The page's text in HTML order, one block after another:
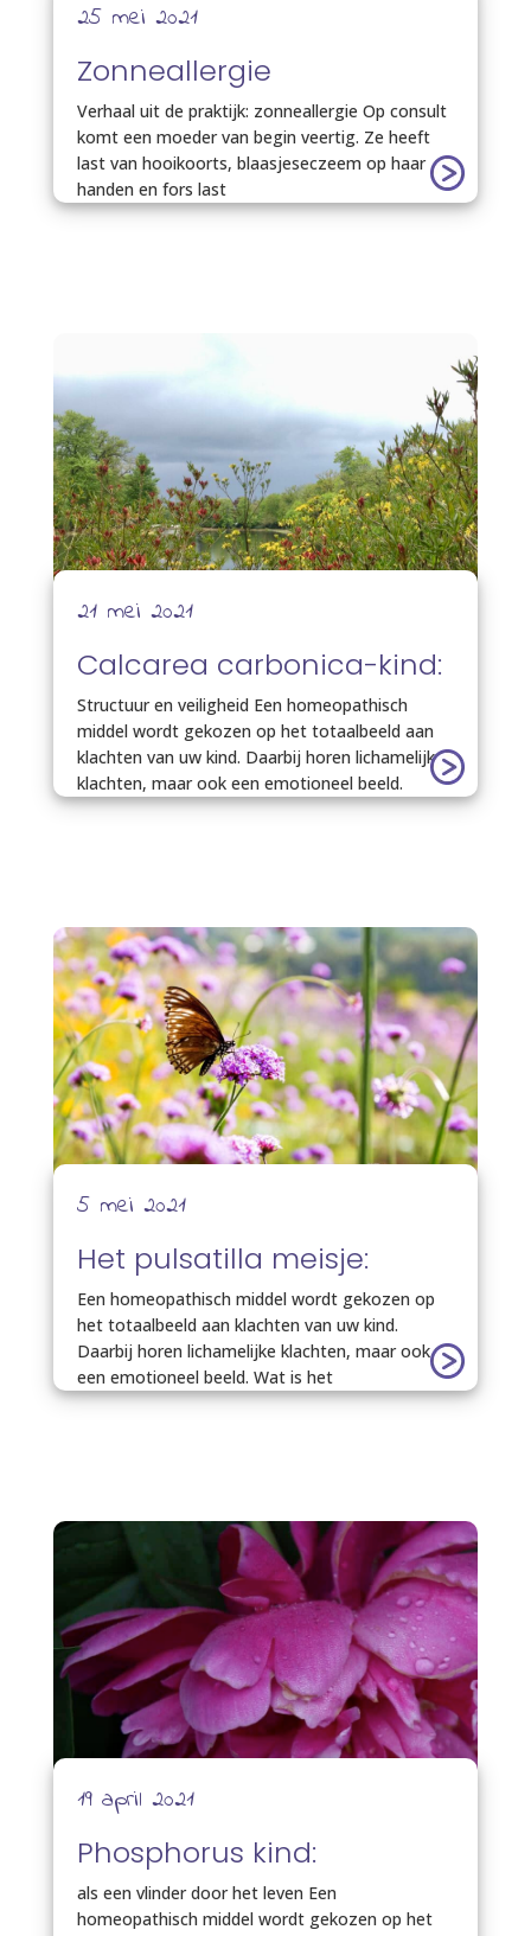
25 mei 2021
Zonneallergie
Verhaal uit de praktijk: zonneallergie Op consult
komt een moeder van begin veertig. Ze heeft
last van hooikoorts, blaasjeseczeem op haar
handen en fors last
21 mei 2021
Calcarea carbonica-kind:
Structuur en veiligheid Een homeopathisch
middel wordt gekozen op het totaalbeeld aan
klachten van uw kind. Daarbij horen lichamelijke
klachten, maar ook een emotioneel beeld.
5 mei 2021
Het pulsatilla meisje:
Een homeopathisch middel wordt gekozen op
het totaalbeeld aan klachten van uw kind.
Daarbij horen lichamelijke klachten, maar ook
een emotioneel beeld. Wat is het
19 april 2021
Phosphorus kind:
als een vlinder door het leven Een
homeopathisch middel wordt gekozen op het